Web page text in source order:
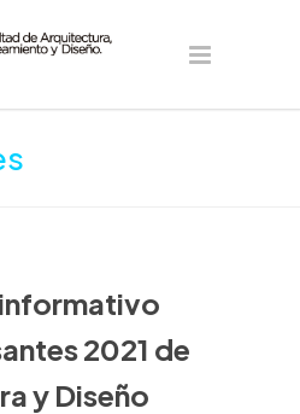
2021 de
y Diseño